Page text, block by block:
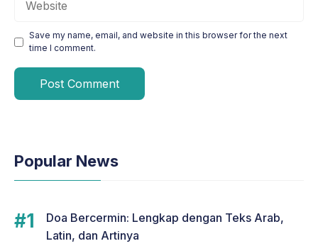
Save my name, email, and website in this browser for the next
time I comment.
Popular News
Doa Bercermin: Lengkap dengan Teks Arab,
Latin, dan Artinya